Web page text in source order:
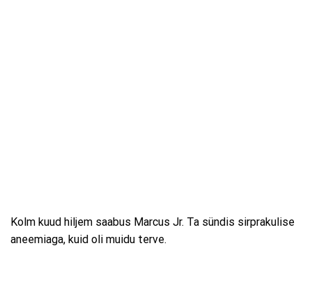
Kolm kuud hiljem saabus Marcus Jr. Ta sündis sirprakulise
aneemiaga, kuid oli muidu terve.